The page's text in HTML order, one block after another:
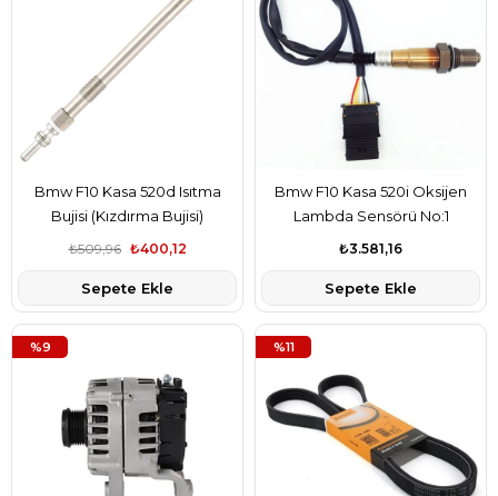
Bmw F10 Kasa 520d Isıtma
Bujisi (Kızdırma Bujisi)
₺400,12
₺509,96
Sepete Ekle
Bmw F10 Kasa 520i Oksijen
Lambda Sensörü No:1
₺3.581,16
Sepete Ekle
%9 %11